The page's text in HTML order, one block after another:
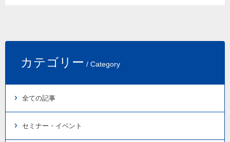
カテゴリー / Category
全ての記事
セミナー・イベント